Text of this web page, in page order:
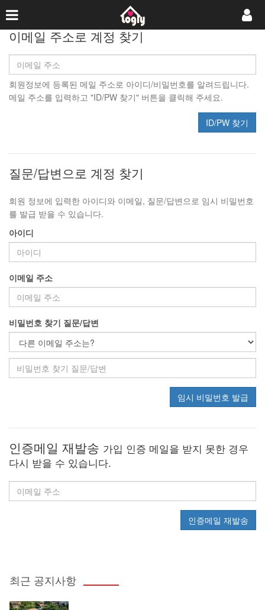
이메일 주소로 계정 찾기
회원정보에 등록된 메일 주소로 아이디/비밀번호를 알려드립니다.
메일 주소를 입력하고 "ID/PW 찾기" 버튼을 클릭해 주세요.
ID/PW 찾기
질문/답변으로 계정 찾기
회원 정보에 입력한 아이디와 이메일, 질문/답변으로 임시 비밀번호
를 발급 받을 수 있습니다.
아이디
이메일 주소
비밀번호 찾기 질문/답변
임시 비밀번호 발급
인증메일 재발송 가입 인증 메일을 받지 못한 경우
다시 받을 수 있습니다.
인증메일 재발송
최근 공지사항